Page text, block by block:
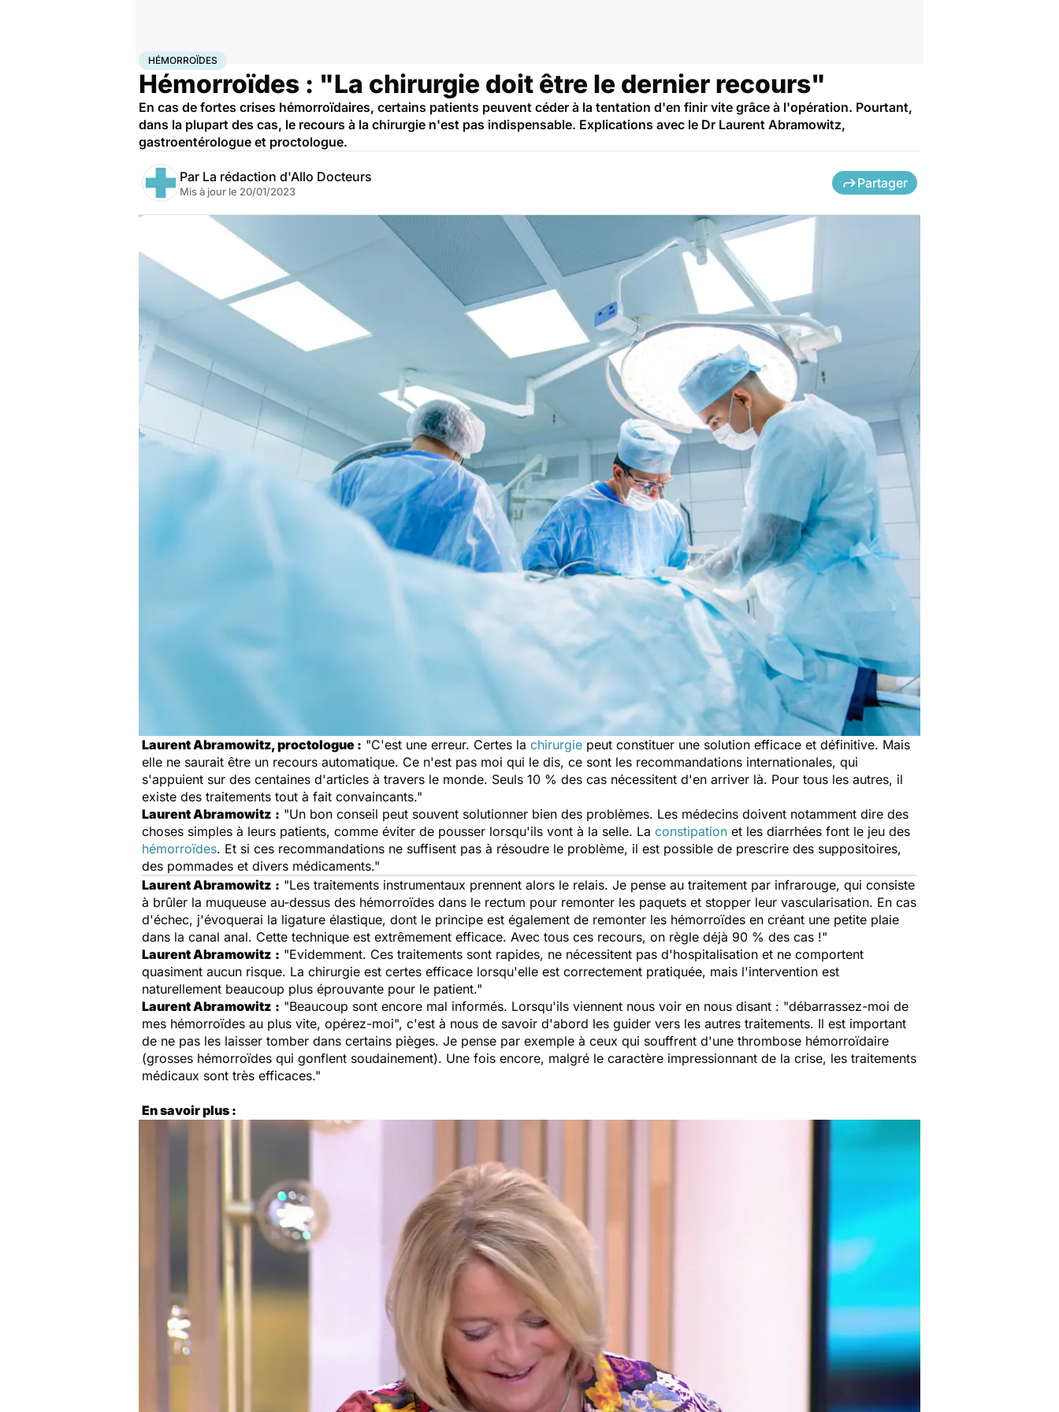
AccueilSantéMaladies
HÉMORROÏDES
Hémorroïdes : "La chirurgie doit être le dernier recours"
En cas de fortes crises hémorroïdaires, certains patients peuvent céder à la tentation d'en finir vite grâce à l'opération. Pourtant,
dans la plupart des cas, le recours à la chirurgie n'est pas indispensable. Explications avec le Dr Laurent Abramowitz,
gastroentérologue et proctologue.
Par La rédaction d'Allo Docteurs
Mis à jour le 20/01/2023
Partager
Laurent Abramowitz, proctologue : "C'est une erreur. Certes la chirurgie peut constituer une solution efficace et définitive. Mais
elle ne saurait être un recours automatique. Ce n'est pas moi qui le dis, ce sont les recommandations internationales, qui
s'appuient sur des centaines d'articles à travers le monde. Seuls 10 % des cas nécessitent d'en arriver là. Pour tous les autres, il
existe des traitements tout à fait convaincants."
Laurent Abramowitz : "Un bon conseil peut souvent solutionner bien des problèmes. Les médecins doivent notamment dire des
choses simples à leurs patients, comme éviter de pousser lorsqu'ils vont à la selle. La constipation et les diarrhées font le jeu des
hémorroïdes. Et si ces recommandations ne suffisent pas à résoudre le problème, il est possible de prescrire des suppositoires,
des pommades et divers médicaments."
Laurent Abramowitz : "Les traitements instrumentaux prennent alors le relais. Je pense au traitement par infrarouge, qui consiste
à brûler la muqueuse au-dessus des hémorroïdes dans le rectum pour remonter les paquets et stopper leur vascularisation. En cas
d'échec, j'évoquerai la ligature élastique, dont le principe est également de remonter les hémorroïdes en créant une petite plaie
dans la canal anal. Cette technique est extrêmement efficace. Avec tous ces recours, on règle déjà 90 % des cas !"
Laurent Abramowitz : "Evidemment. Ces traitements sont rapides, ne nécessitent pas d'hospitalisation et ne comportent
quasiment aucun risque. La chirurgie est certes efficace lorsqu'elle est correctement pratiquée, mais l'intervention est
naturellement beaucoup plus éprouvante pour le patient."
Laurent Abramowitz : "Beaucoup sont encore mal informés. Lorsqu'ils viennent nous voir en nous disant : "débarrassez-moi de
mes hémorroïdes au plus vite, opérez-moi", c'est à nous de savoir d'abord les guider vers les autres traitements. Il est important
de ne pas les laisser tomber dans certains pièges. Je pense par exemple à ceux qui souffrent d'une thrombose hémorroïdaire
(grosses hémorroïdes qui gonflent soudainement). Une fois encore, malgré le caractère impressionnant de la crise, les traitements
médicaux sont très efficaces."
En savoir plus :